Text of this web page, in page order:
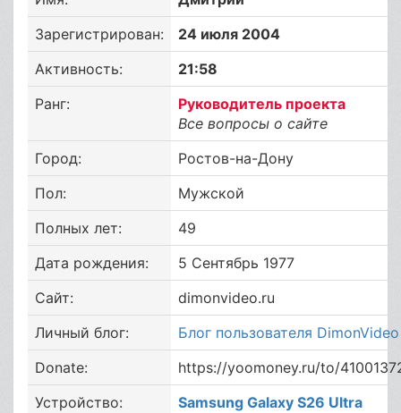
Зарегистрирован:
24 июля 2004
Активность:
21:58
Ранг:
Руководитель проекта
Все вопросы о сайте
Город:
Ростов-на-Дону
Пол:
Мужской
Полных лет:
49
Дата рождения:
5 Сентябрь 1977
Сайт:
dimonvideo.ru
Личный блог:
Блог пользователя DimonVideo
Donate:
https://yoomoney.ru/to/
Устройство:
Samsung Galaxy S26 Ultra